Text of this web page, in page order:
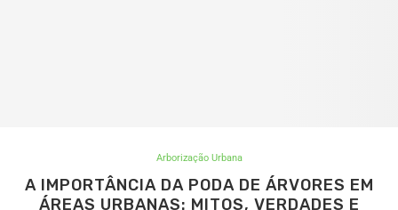
Arborização Urbana
A IMPORTÂNCIA DA PODA DE ÁRVORES EM
ÁREAS URBANAS: MITOS, VERDADES E